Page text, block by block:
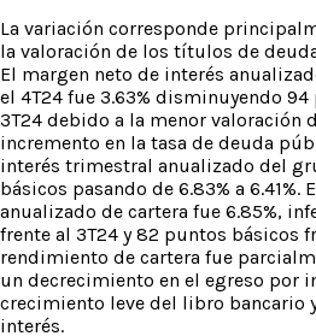
La variación corresponde
la valoración de los títulos de
El margen neto de interés
el 4T24 fue 3.63% disminuyendo
3T24 debido a la menor valoración
incremento en la tasa de deuda
interés trimestral anualizado del
básicos pasando de 6.83% a
anualizado de cartera fue 6.85%,
frente al 3T24 y 82 puntos básicos
rendimiento de cartera fue
un decrecimiento en el egreso por
crecimiento leve del libro bancario
interés.